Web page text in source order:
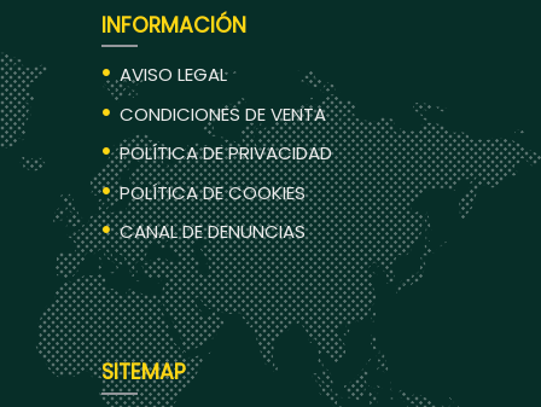
INFORMACIÓN
AVISO LEGAL
CONDICIONES DE VENTA
POLÍTICA DE PRIVACIDAD
POLÍTICA DE COOKIES
CANAL DE DENUNCIAS
SITEMAP